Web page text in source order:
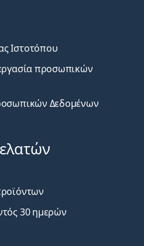
Ιστοτόπου
προσωπικών
Δεδομένων
30 ημερών